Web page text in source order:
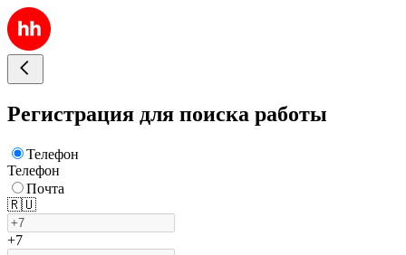
Регистрация для поиска работы
Телефон
Телефон
Почта
🇷🇺
+7